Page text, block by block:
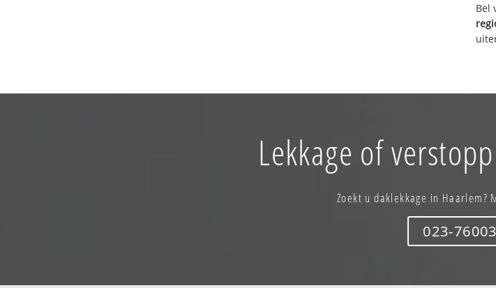
Bel
Lekkage of
Zoekt u daklekkage in Haarlem?
023-